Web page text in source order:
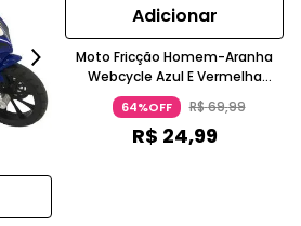
Adicionar
Moto Fricção Homem-Aranha
Webcycle Azul E Vermelha
Candide
64%OFF R$69,99
R$ 24,99